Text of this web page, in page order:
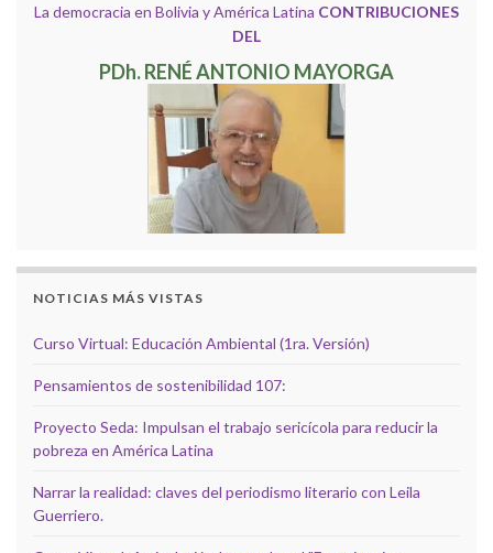
La democracia en Bolivia y América Latina CONTRIBUCIONES
DEL
PDh. RENÉ ANTONIO MAYORGA
NOTICIAS MÁS VISTAS
Curso Virtual: Educación Ambiental (1ra. Versión)
Pensamientos de sostenibilidad 107:
Proyecto Seda: Impulsan el trabajo sericícola para reducir la
pobreza en América Latina
Narrar la realidad: claves del periodismo literario con Leila
Guerriero.